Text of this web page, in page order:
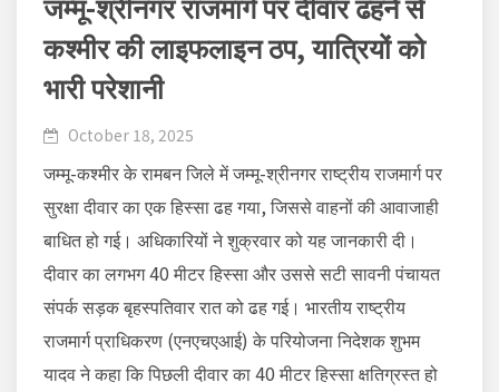
कश्मीर की लाइफलाइन ठप, यात्रियों को
भारी परेशानी
October 18, 2025
जम्मू-कश्मीर के रामबन जिले में जम्मू-श्रीनगर राष्ट्रीय राजमार्ग पर
सुरक्षा दीवार का एक हिस्सा ढह गया, जिससे वाहनों की आवाजाही
बाधित हो गई। अधिकारियों ने शुक्रवार को यह जानकारी दी।
दीवार का लगभग 40 मीटर हिस्सा और उससे सटी सावनी पंचायत
संपर्क सड़क बृहस्पतिवार रात को ढह गई। भारतीय राष्ट्रीय
राजमार्ग प्राधिकरण (एनएचएआई) के परियोजना निदेशक शुभम
यादव ने कहा कि पिछली दीवार का 40 मीटर हिस्सा क्षतिग्रस्त हो